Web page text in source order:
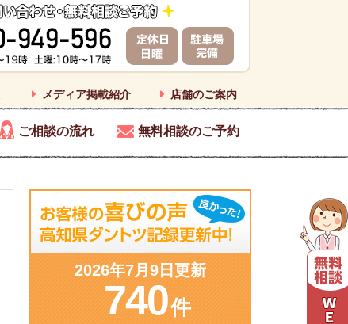
メディア掲載紹介 店舗のご案内
ご相談の流れ 無料相談のご予約
740
2026年7月9日更新